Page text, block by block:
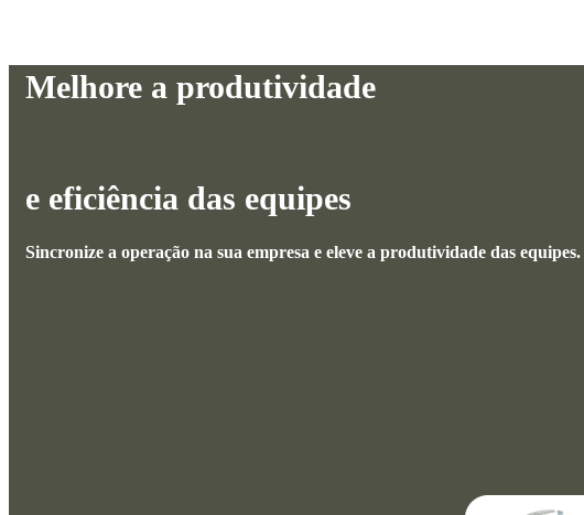
Melhore a produtividade
e eficiência das equipes
Sincronize a operação na sua empresa e eleve a produtividade das equipes.